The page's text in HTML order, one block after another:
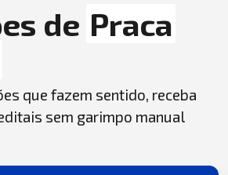
de Praca
que fazem sentido, receba
sem garimpo manual